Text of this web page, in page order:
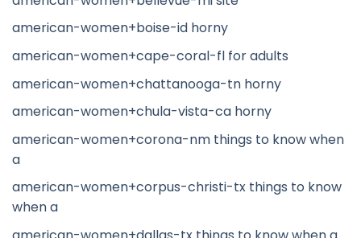
american-women+boise-id horny
american-women+cape-coral-fl for adults
american-women+chattanooga-tn horny
american-women+chula-vista-ca horny
american-women+corona-nm things to know when
a
american-women+corpus-christi-tx things to know
when a